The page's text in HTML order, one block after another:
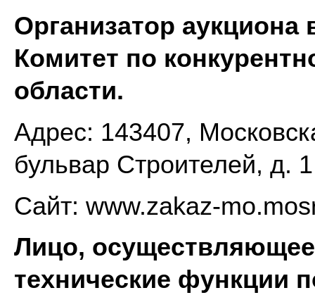
Организатор
Комитет по
области.
Адрес: 143407,
бульвар Строителей, д.
Сайт: www.zakaz-
Лицо,
технические функции